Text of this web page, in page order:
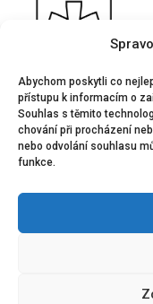
Abychom poskytli co
přístupu k informacím o
Souhlas s těmito
chování při procházení
nebo odvolání souhlasu
funkce.
Partner také
osvěžovače
kontrolu a údržbu